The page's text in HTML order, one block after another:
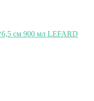
см 900 мл LEFARD